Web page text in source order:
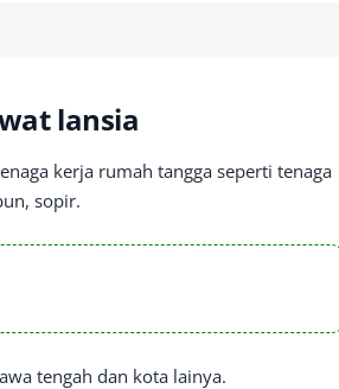
lansia
kerja rumah tangga seperti tenaga
sopir.
tengah dan kota lainya.